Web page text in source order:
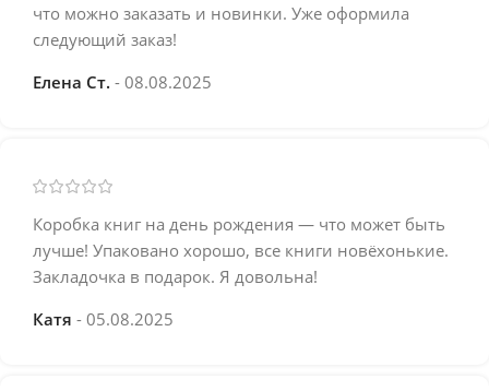
что можно заказать и новинки. Уже оформила
следующий заказ!
Елена Ст.
08.08.2025
Коробка книг на день рождения — что может быть
лучше! Упаковано хорошо, все книги новёхонькие.
Закладочка в подарок. Я довольна!
Катя
05.08.2025